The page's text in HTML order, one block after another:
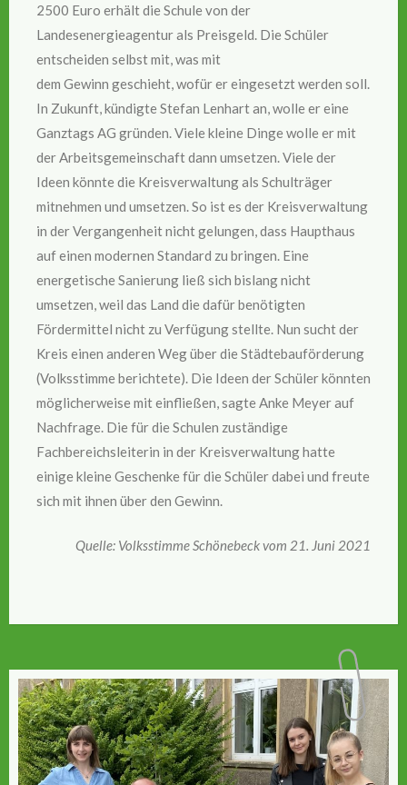
2500 Euro erhält die Schule von der
Landesenergieagentur als Preisgeld. Die Schüler
entscheiden selbst mit, was mit
dem Gewinn geschieht, wofür er eingesetzt werden soll.
In Zukunft, kündigte Stefan Lenhart an, wolle er eine
Ganztags AG gründen. Viele kleine Dinge wolle er mit
der Arbeitsgemeinschaft dann umsetzen. Viele der
Ideen könnte die Kreisverwaltung als Schulträger
mitnehmen und umsetzen. So ist es der Kreisverwaltung
in der Vergangenheit nicht gelungen, dass Haupthaus
auf einen modernen Standard zu bringen. Eine
energetische Sanierung ließ sich bislang nicht
umsetzen, weil das Land die dafür benötigten
Fördermittel nicht zu Verfügung stellte. Nun sucht der
Kreis einen anderen Weg über die Städtebauförderung
(Volksstimme berichtete). Die Ideen der Schüler könnten
möglicherweise mit einfließen, sagte Anke Meyer auf
Nachfrage. Die für die Schulen zuständige
Fachbereichsleiterin in der Kreisverwaltung hatte
einige kleine Geschenke für die Schüler dabei und freute
sich mit ihnen über den Gewinn.
Quelle: Volksstimme Schönebeck vom 21. Juni 2021